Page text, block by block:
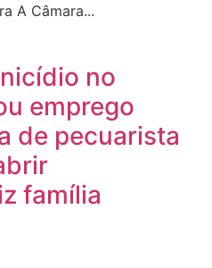
A Câmara...
no
emprego
de pecuarista
família